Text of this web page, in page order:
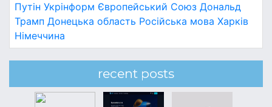
Путін Укрінформ Європейський Союз Дональд
Трамп Донецька область Російська мова Харків
Німеччина
recent posts